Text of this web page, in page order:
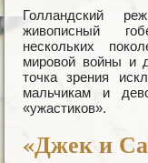
Голландский
живописный
нескольких
мировой войны и
точка зрения
мальчикам и
«ужастиков».
«Джек и